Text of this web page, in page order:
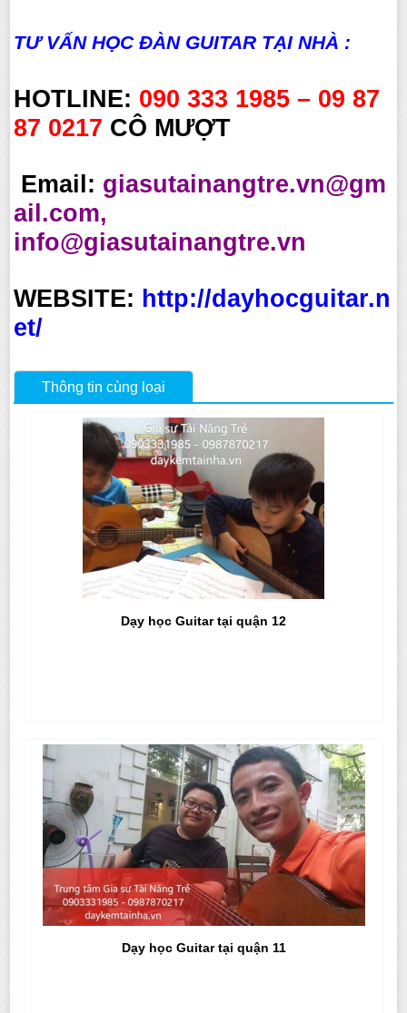
TƯ VẤN HỌC ĐÀN GUITAR TẠI NHÀ :
HOTLINE: 090 333 1985 – 09 87
87 0217 CÔ MƯỢT
Email: giasutainangtre.vn@gm
ail.com,
info@giasutainangtre.vn
WEBSITE: http://dayhocguitar.n
et/
Thông tin cùng loại
Dạy học Guitar tại quận 12
Dạy học Guitar tại quận 11